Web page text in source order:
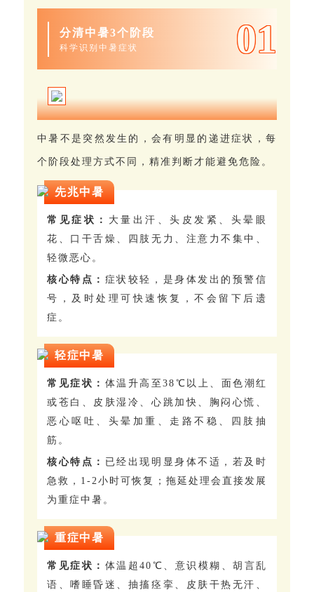
分清中暑3个阶段
科学识别中暑症状 01
中暑不是突然发生的，会有明显的递进症状，每
个阶段处理方式不同，精准判断才能避免危险。
先兆中暑
常见症状： 大量出汗、头皮发紧、头晕眼
花、口干舌燥、四肢无力、注意力不集中、
轻微恶心。
核心特点： 症状较轻，是身体发出的预警信
号，及时处理可快速恢复，不会留下后遗
症。
轻症中暑
常见症状： 体温升高至38℃以上、面色潮红
或苍白、皮肤湿冷、心跳加快、胸闷心慌、
恶心呕吐、头晕加重、走路不稳、四肢抽
筋。
核心特点： 已经出现明显身体不适，若及时
急救，1-2小时可恢复；拖延处理会直接发展
为重症中暑。
重症中暑
常见症状： 体温超40℃、意识模糊、胡言乱
语、嗜睡昏迷、抽搐痉挛、皮肤干热无汗、